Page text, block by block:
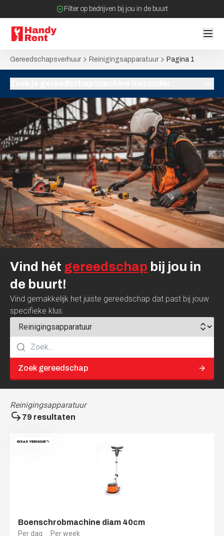
Filter op bedrijven bij jou in de buurt
Geen tussenpartijen bij verhuurovereenkomst
Gereedschapsverhuur Reinigingsapparatuur Pagina 1
Vind hét gereedschap bij jou in
de buurt!
Vind gemakkelijk het juiste gereedschap dat past bij jouw
specifieke klus.
Zoek gereedschap
Reinigingsapparatuur
Boenschrobmachine diam 40cm
Per dag Per week